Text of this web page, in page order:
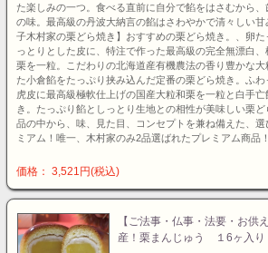
た楽しみの一つ。食べる直前に自分で餡をはさむから
の味。最高級の丹波大納言の餡はさわやかで清々しい
子木村家の栗どら焼き】おすすめの栗どら焼き。、卵
っとりとした皮に、特注で作った最高級の完全無漂白
栗を一粒。こだわりの北海道産有機農法の香り豊かな
た小倉餡をたっぷり挟み込んだ定番の栗どら焼き。ふ
虎皮に最高級極軟仕上げの国産大粒和栗を一粒と白手
き。たっぷり餡としっとり生地との相性が美味しい栗
品の中から、味、見た目、コンセプトを兼ね備えた、選
ミアム！唯一、木村家のみ2品選ばれたプレミアム商品！
価格： 3,521円(税込)
【ご法事・仏事・法要・お供
産！栗まんじゅう １6ヶ入り